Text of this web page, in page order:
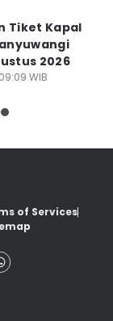
Tiket Kapal
2026
WIB
of Services